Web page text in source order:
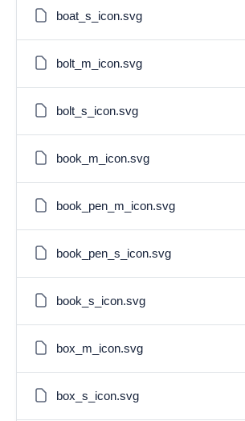
boat_s_icon.svg
bolt_m_icon.svg
bolt_s_icon.svg
book_m_icon.svg
book_pen_m_icon.svg
book_pen_s_icon.svg
book_s_icon.svg
box_m_icon.svg
box_s_icon.svg